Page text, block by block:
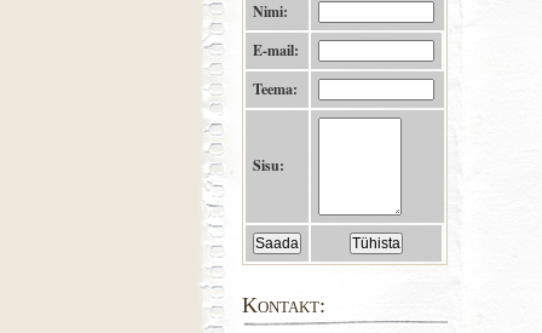
Nimi:
E-mail:
Teema:
Sisu:
Kontakt: